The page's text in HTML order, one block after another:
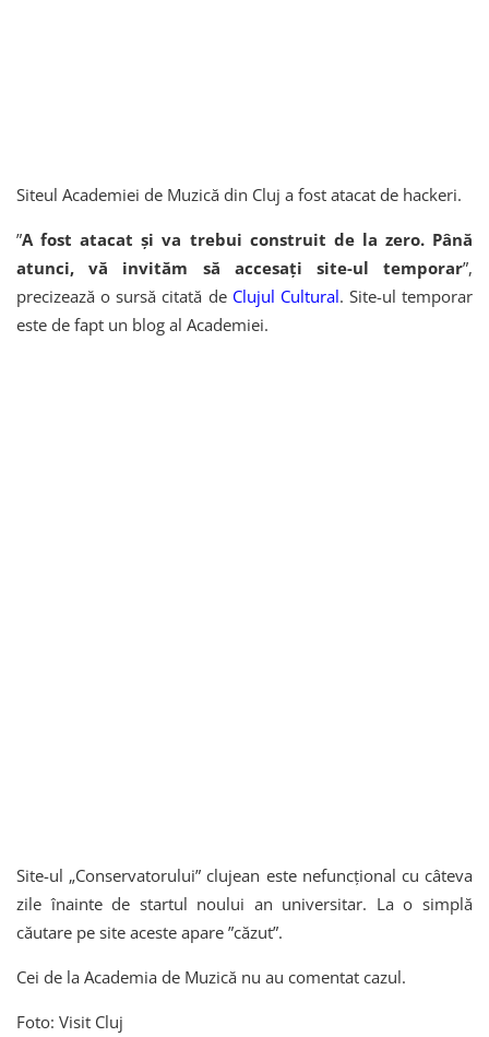
Siteul Academiei de Muzică din Cluj a fost atacat de hackeri.
”A fost atacat și va trebui construit de la zero. Până
atunci, vă invităm să accesați site-ul temporar”,
precizează o sursă citată de Clujul Cultural. Site-ul temporar
este de fapt un blog al Academiei.
Site-ul „Conservatorului” clujean este nefuncțional cu câteva
zile înainte de startul noului an universitar. La o simplă
căutare pe site aceste apare ”căzut”.
Cei de la Academia de Muzică nu au comentat cazul.
Foto: Visit Cluj